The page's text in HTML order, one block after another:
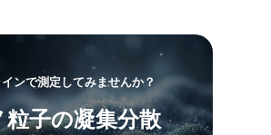
ンで測定してみませんか？
粒子の凝集分散